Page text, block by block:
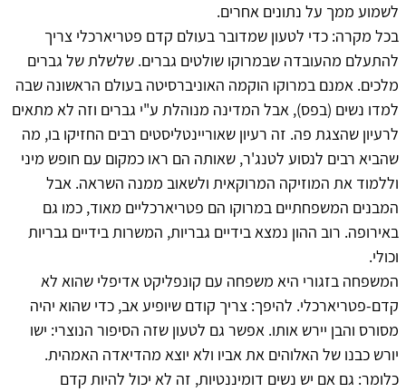
לשמוע ממך על נתונים אחרים.
בכל מקרה: כדי לטעון שמדובר בעולם קדם פטריארכלי צריך
להתעלם מהעובדה שבמרוקו שולטים גברים. שלשלת של גברים
מלכים. אמנם במרוקו הוקמה האוניברסיטה בעולם הראשונה שבה
למדו נשים (בפס), אבל המדינה מנוהלת ע"י גברים וזה לא מתאים
לרעיון שהצגת פה. זה רעיון שאוריינטליסטים רבים החזיקו בו, מה
שהביא רבים לנסוע לטנג'ר, שאותה הם ראו כמקום עם חופש מיני
וללמוד את המוזיקה המרוקאית ולשאוב ממנה השראה. אבל
המבנים המשפחתיים במרוקו הם פטריארכליים מאוד, כמו גם
באירופה. רוב ההון נמצא בידיים גבריות, המשרות בידיים גבריות
וכולי.
המשפחה בזגורי היא משפחה עם קונפליקט אדיפלי שהוא לא
קדם-פטריארכלי. להיפך: צריך קודם שיופיע אב, כדי שהוא יהיה
מסורס והבן יירש אותו. אפשר גם לטעון שזה הסיפור הנוצרי: ישו
יורש כבנו של האלוהים את אביו ולא יוצא מהדיאדה האמהית.
כלומר: גם אם יש נשים דומיננטיות, זה לא יכול להיות קדם